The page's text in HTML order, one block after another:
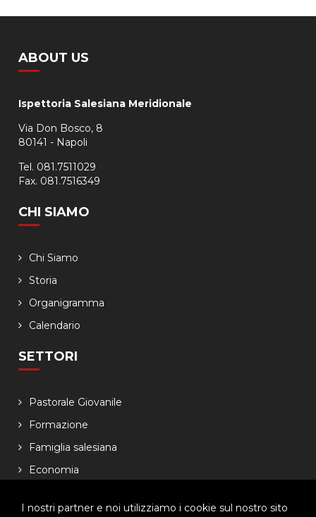
I nostri partner e noi utilizziamo i cookie sul nostro sito
ABOUT US
Ispettoria Salesiana Meridionale
Via Don Bosco, 8
80141 - Napoli
Tel. 081.7511029
Fax. 081.7516349
CHI SIAMO
Chi Siamo
Storia
Organigramma
Calendario
SETTORI
Pastorale Giovanile
Formazione
Famiglia salesiana
Economia